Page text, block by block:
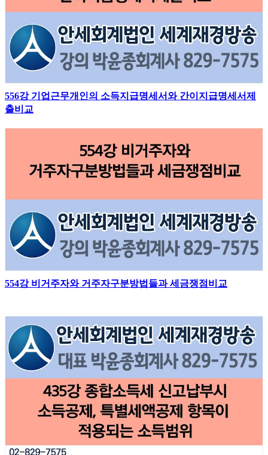
556강 기업근무개인의 소득지급명세서와 간이지급명세서제
출비교
554강 비거주자와 거주자구분방법들과 세금쟁점비교